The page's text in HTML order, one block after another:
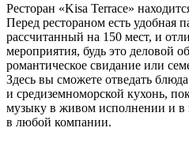
Ресторан «Kisa Terrace»
Перед рестораном есть удобная
рассчитанный на 150 мест, и
мероприятия, будь это деловой
романтическое свидание или
Здесь вы сможете отведать
и средиземноморской кухонь,
музыку в живом исполнении и в
в любой компании.